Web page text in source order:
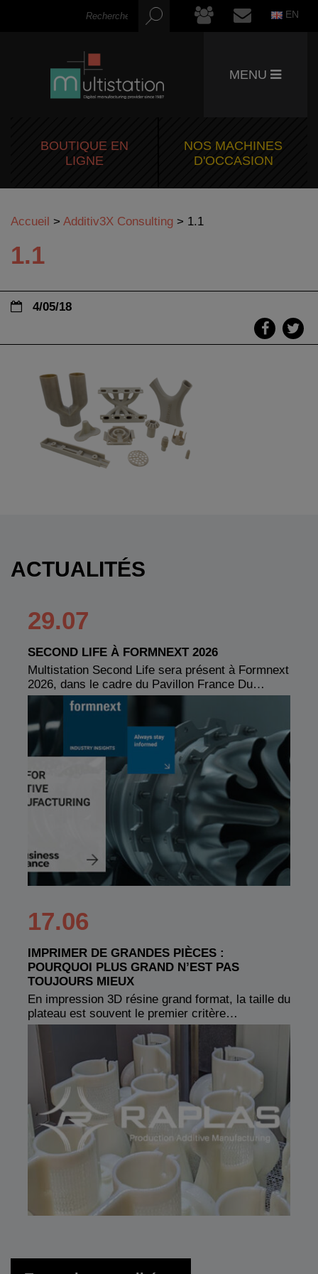
EN
MENU
BOUTIQUE EN
LIGNE
NOS MACHINES
D'OCCASION
Accueil > Additiv3X Consulting > 1.1
1.1
4/05/18
ACTUALITÉS
29.07
SECOND LIFE À FORMNEXT 2026
Multistation Second Life sera présent à Formnext
2026, dans le cadre du Pavillon France Du…
17.06
IMPRIMER DE GRANDES PIÈCES :
POURQUOI PLUS GRAND N’EST PAS
TOUJOURS MIEUX
En impression 3D résine grand format, la taille du
plateau est souvent le premier critère…